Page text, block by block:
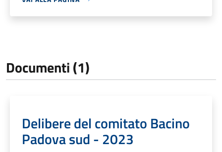
Documenti (1)
Delibere del comitato Bacino
Padova sud - 2023